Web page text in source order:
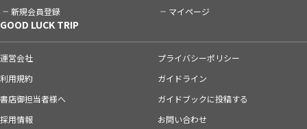
新規会員登録 マイページ
GOOD LUCK TRIP
運営会社
プライバシーポリシー
利用規約
ガイドライン
書店御担当者様へ
ガイドブックに投稿する
採用情報
お問い合わせ